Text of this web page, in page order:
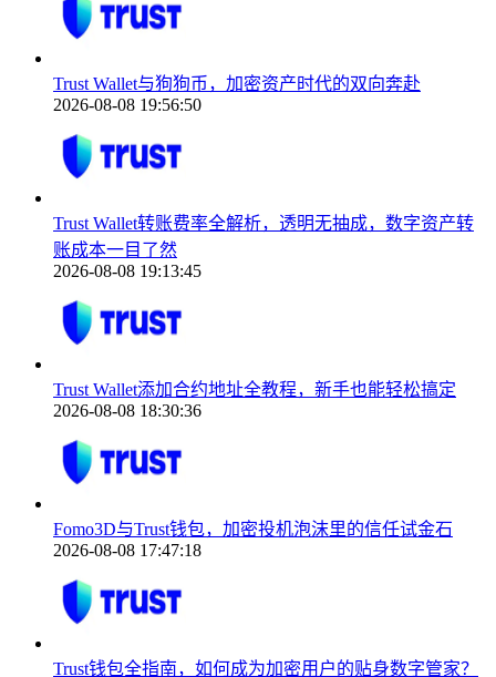
Trust Wallet与狗狗币，加密资产时代的双向奔赴
2026-08-08 19:56:50
Trust Wallet转账费率全解析，透明无抽成，数字资产转
账成本一目了然
2026-08-08 19:13:45
Trust Wallet添加合约地址全教程，新手也能轻松搞定
2026-08-08 18:30:36
Fomo3D与Trust钱包，加密投机泡沫里的信任试金石
2026-08-08 17:47:18
Trust钱包全指南，如何成为加密用户的贴身数字管家？